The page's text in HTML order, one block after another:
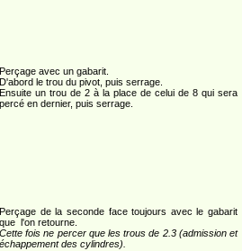
Perçage avec un gabarit.
D'abord le trou du pivot, puis serrage.
Ensuite un trou de 2 à la place de celui de 8 qui sera
percé en dernier, puis serrage.
Perçage de la seconde face toujours avec le gabarit
que l'on retourne.
Cette fois ne percer que les trous de 2.3 (admission et
échappement des cylindres).